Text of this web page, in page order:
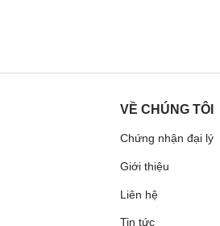
VỀ CHÚNG TÔI
Chứng nhận đại lý
Giới thiệu
Liên hệ
Tin tức